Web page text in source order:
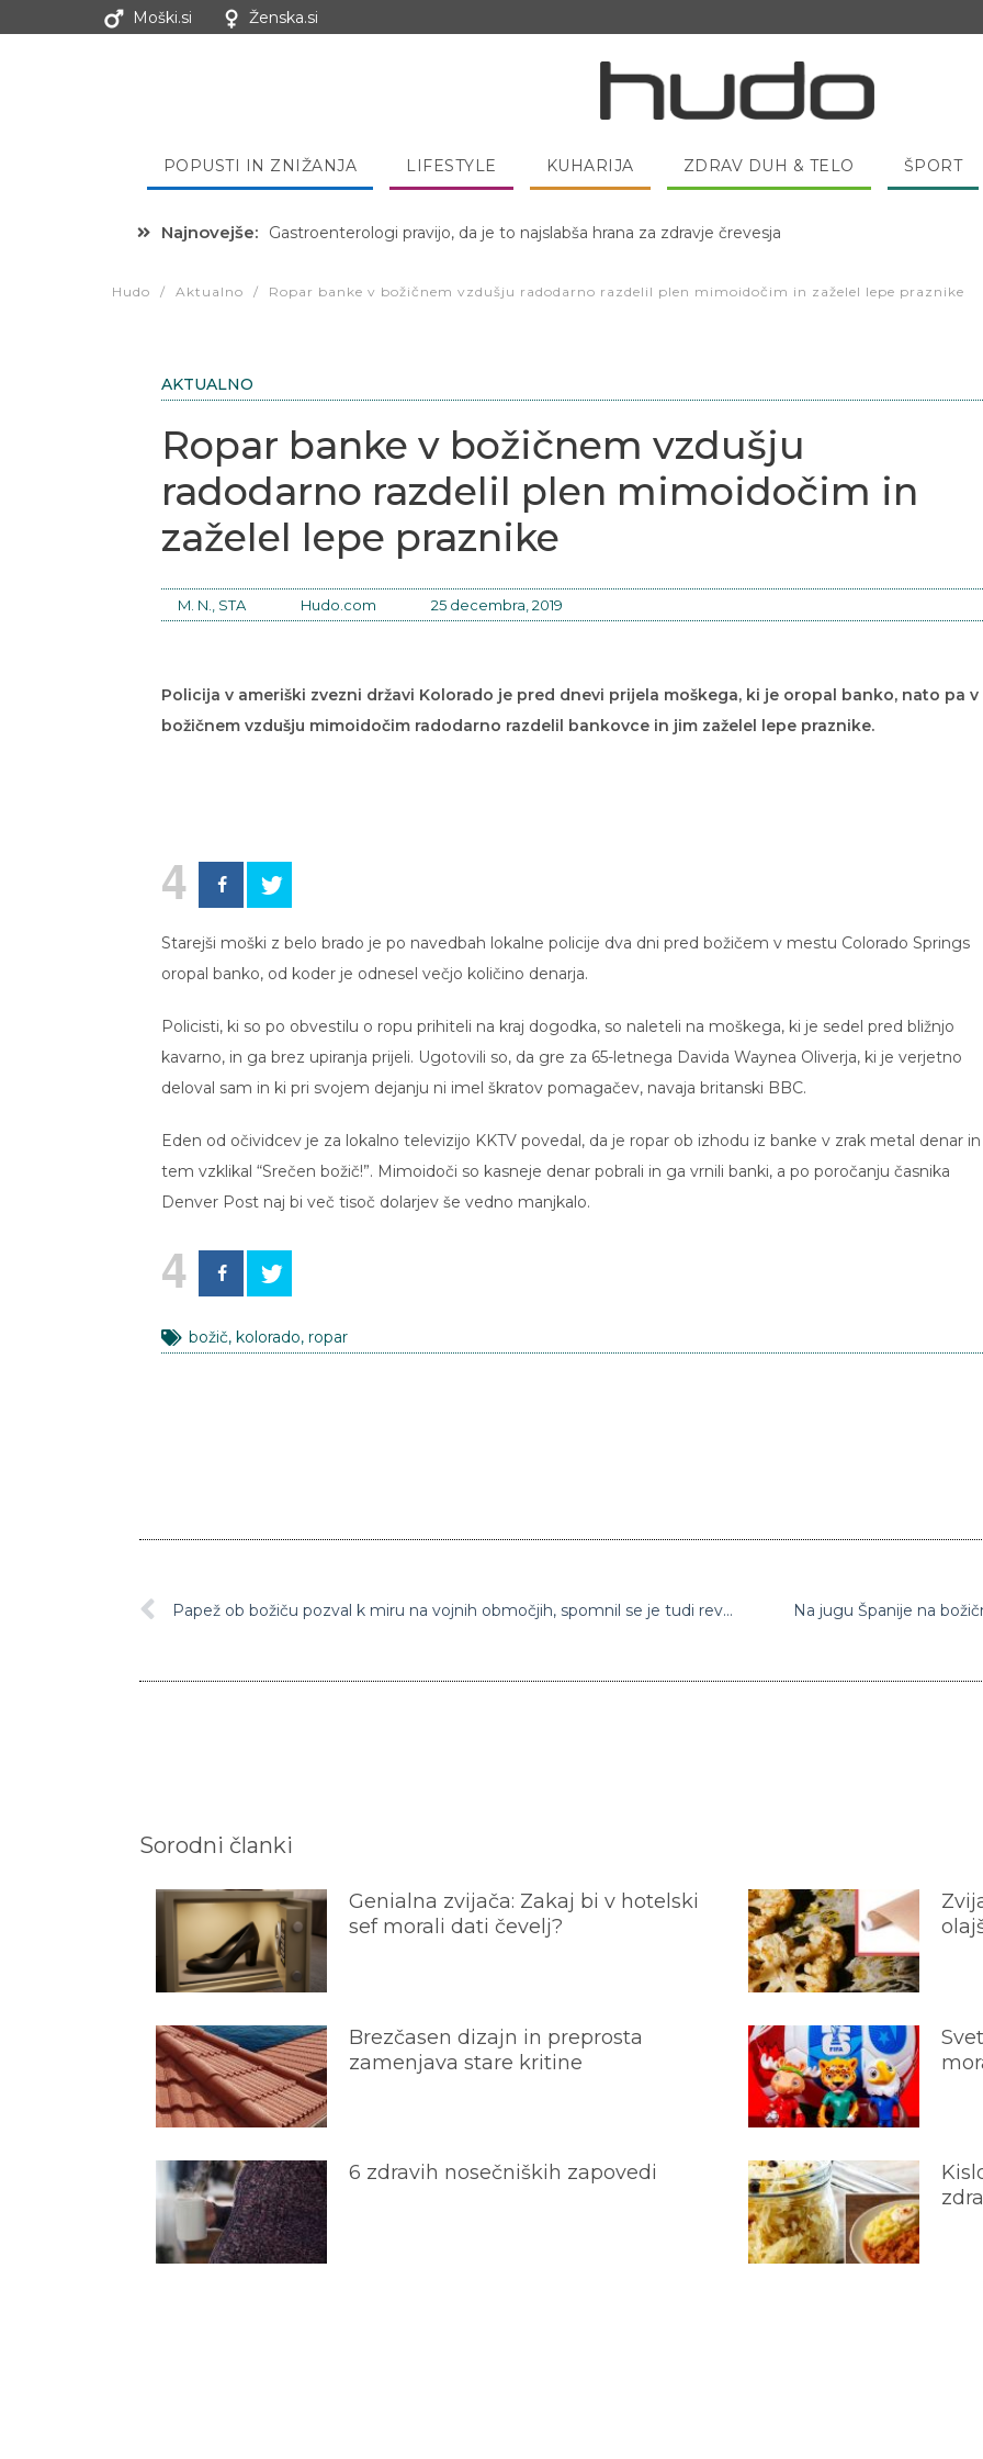
Moški.si Ženska.si
POPUSTI IN ZNIŽANJA LIFESTYLE KUHARIJA ZDRAV DUH & TELO ŠPORT
Najnovejše: Hibernacijska dieta: Zakaj je pred spanjem dobro pojesti žlico medu?
Hudo / Aktualno / Ropar banke v božičnem vzdušju radodarno razdelil plen mimoidočim in zaželel lepe praznike
AKTUALNO
Ropar banke v božičnem vzdušju
radodarno razdelil plen mimoidočim in
zaželel lepe praznike
M. N., STA Hudo.com 25 decembra, 2019
Policija v ameriški zvezni državi Kolorado je pred dnevi prijela moškega, ki je oropal banko, nato pa v
božičnem vzdušju mimoidočim radodarno razdelil bankovce in jim zaželel lepe praznike.
4
Starejši moški z belo brado je po navedbah lokalne policije dva dni pred božičem v mestu Colorado Springs
oropal banko, od koder je odnesel večjo količino denarja.
Policisti, ki so po obvestilu o ropu prihiteli na kraj dogodka, so naleteli na moškega, ki je sedel pred bližnjo
kavarno, in ga brez upiranja prijeli. Ugotovili so, da gre za 65-letnega Davida Waynea Oliverja, ki je verjetno
deloval sam in ki pri svojem dejanju ni imel škratov pomagačev, navaja britanski BBC.
Eden od očividcev je za lokalno televizijo KKTV povedal, da je ropar ob izhodu iz banke v zrak metal denar
tem vzklikal “Srečen božič!”. Mimoidoči so kasneje denar pobrali in ga vrnili banki, a po poročanju časnika
Denver Post naj bi več tisoč dolarjev še vedno manjkalo.
4
božič, kolorado, ropar
Papež ob božiču pozval k miru na vojnih območjih, spomnil se je tudi revnih, beguncev in vseh, ki so odrinjeni na rob Na jugu Španije na
Sorodni članki
Genialna zvijača: Zakaj bi v hotelski
sef morali dati čevelj?
Brezčasen dizajn in preprosta
zamenjava stare kritine
6 zdravih nosečniških zapovedi